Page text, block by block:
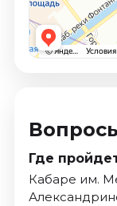
Где
Кабаре им.